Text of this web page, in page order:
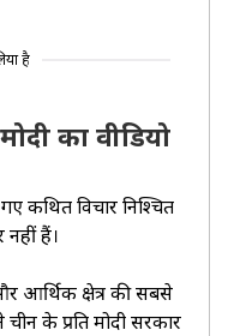
है
का वीडियो
गए कथित विचार निश्चित
नहीं हैं।
आर्थिक क्षेत्र की सबसे
चीन के प्रति मोदी सरकार